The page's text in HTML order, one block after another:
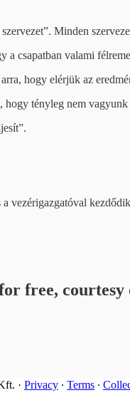
Minden
a csapatban valami
hogy elérjük az
hogy tényleg nem
vezérigazgatóval
free,
· Privacy ∙ Terms ∙